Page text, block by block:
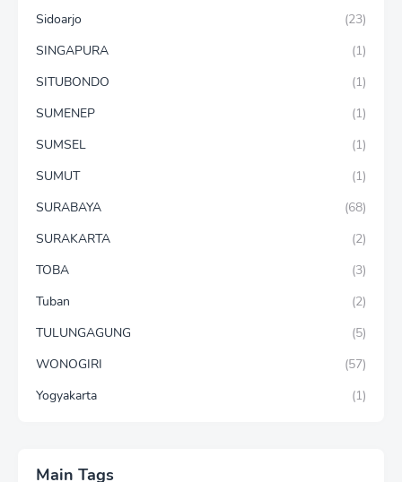
Sidoarjo
(23)
SINGAPURA
(1)
SITUBONDO
(1)
SUMENEP
(1)
SUMSEL
(1)
SUMUT
(1)
SURABAYA
(68)
SURAKARTA
(2)
TOBA
(3)
Tuban
(2)
TULUNGAGUNG
(5)
WONOGIRI
(57)
Yogyakarta
(1)
Main Tags